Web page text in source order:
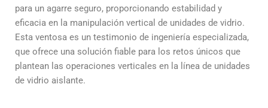
para un agarre seguro, proporcionando estabilidad y
eficacia en la manipulación vertical de unidades de vidrio.
Esta ventosa es un testimonio de ingeniería especializada,
que ofrece una solución fiable para los retos únicos que
plantean las operaciones verticales en la línea de unidades
de vidrio aislante.